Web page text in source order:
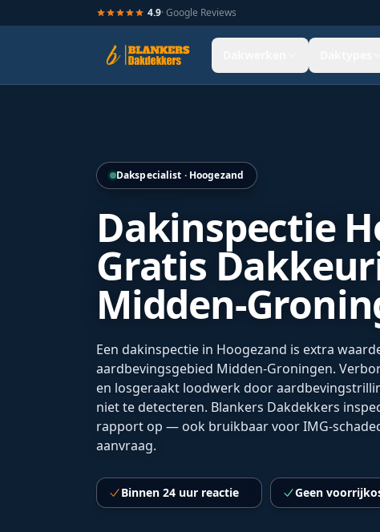
4.9· Google Reviews
Dakspecialist · Hoogezand
Dakinspectie
Gratis
Midden-
Een dakinspectie in Hoogezand is extra
aardbevingsgebied Midden-Groningen.
en losgeraakt loodwerk door
niet te detecteren. Blankers Dakdekkers
rapport op — ook bruikbaar voor IMG-
aanvraag.
Binnen 24 uur reactie Geen